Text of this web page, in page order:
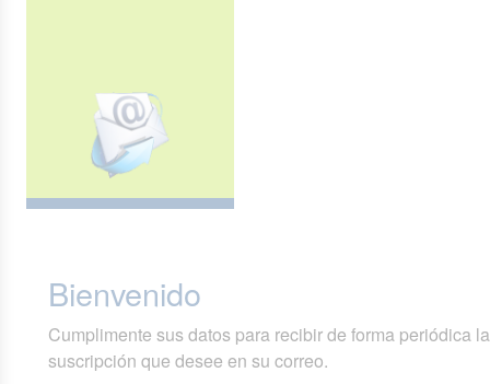
Bienvenido
Cumplimente sus datos para recibir de forma periódica
suscripción que desee en su correo.